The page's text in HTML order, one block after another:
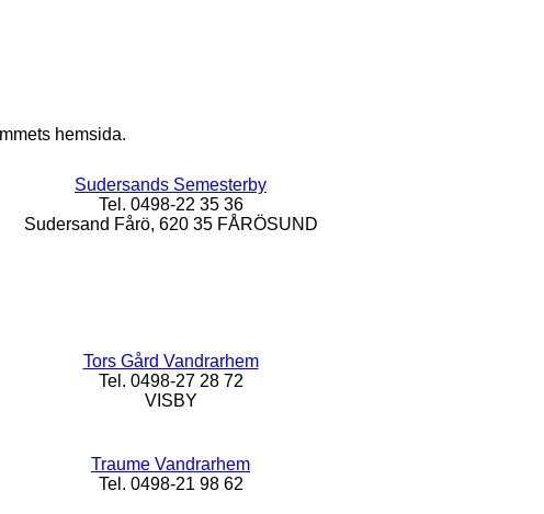
hemsida.
Sudersands Semesterby
Tel. 0498-22 35 36
Sudersand Fårö, 620 35 FÅRÖSUND
Tors Gård Vandrarhem
Tel. 0498-27 28 72
VISBY
Traume Vandrarhem
Tel. 0498-21 98 62